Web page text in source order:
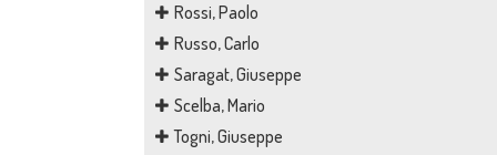
Rossi, Paolo
Russo, Carlo
Saragat, Giuseppe
Scelba, Mario
Togni, Giuseppe